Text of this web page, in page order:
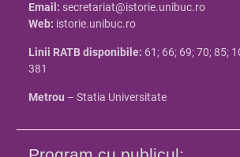
Email: secretariat@istorie.unibuc.ro
Web: istorie.unibuc.ro
Linii RATB disponibile: 61; 66; 69; 70; 85;
381
Metrou – Statia Universitate